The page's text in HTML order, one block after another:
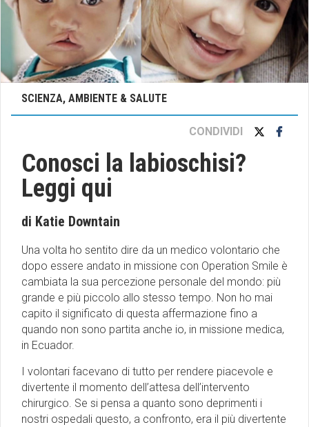
SCIENZA, AMBIENTE & SALUTE
CONDIVIDI
Conosci la labioschisi?
Leggi qui
di Katie Downtain
Una volta ho sentito dire da un medico volontario che
dopo essere andato in missione con Operation Smile è
cambiata la sua percezione personale del mondo: più
grande e più piccolo allo stesso tempo. Non ho mai
capito il significato di questa affermazione fino a
quando non sono partita anche io, in missione medica,
in Ecuador.
I volontari facevano di tutto per rendere piacevole e
divertente il momento dell’attesa dell’intervento
chirurgico. Se si pensa a quanto sono deprimenti i
nostri ospedali questo, a confronto, era il più divertente